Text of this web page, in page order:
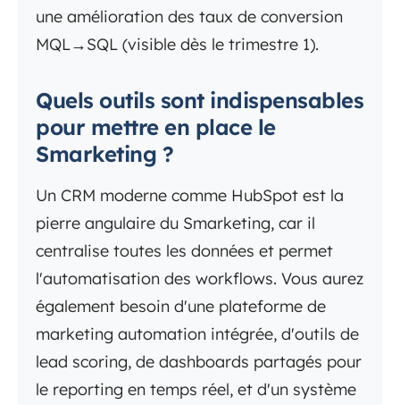
une amélioration des taux de conversion
MQL→SQL (visible dès le trimestre 1).
Quels outils sont indispensables
pour mettre en place le
Smarketing ?
Un CRM moderne comme HubSpot est la
pierre angulaire du Smarketing, car il
centralise toutes les données et permet
l'automatisation des workflows. Vous aurez
également besoin d'une plateforme de
marketing automation intégrée, d'outils de
lead scoring, de dashboards partagés pour
le reporting en temps réel, et d'un système